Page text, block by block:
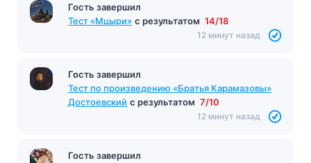
Гость завершил
Тест на тему Проверочная рарота: Земля
9/18
Тест «Мцыри» с результатом
12 минут назад
Достоевский с результатом